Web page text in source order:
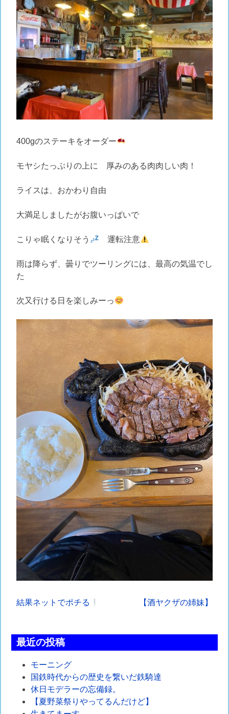
400gのステーキをオーダー
モヤシたっぷりの上に 厚みのある肉肉しい肉！
ライスは、おかわり自由
大満足しましたがお腹いっぱいで
こりゃ眠くなりそう 運転注意
雨は降らず、曇りでツーリングには、最高の気温でし
た
次又行ける日を楽しみーっ
投
ナ
ビ
ゲ
ー
結果ネットでポチる 【酒ヤクザの姉妹】
最近の投稿
モーニング
国鉄時代からの歴史を繋いだ鉄騎達
休日モデラーの忘備録。
【夏野菜祭りやってるんだけど】